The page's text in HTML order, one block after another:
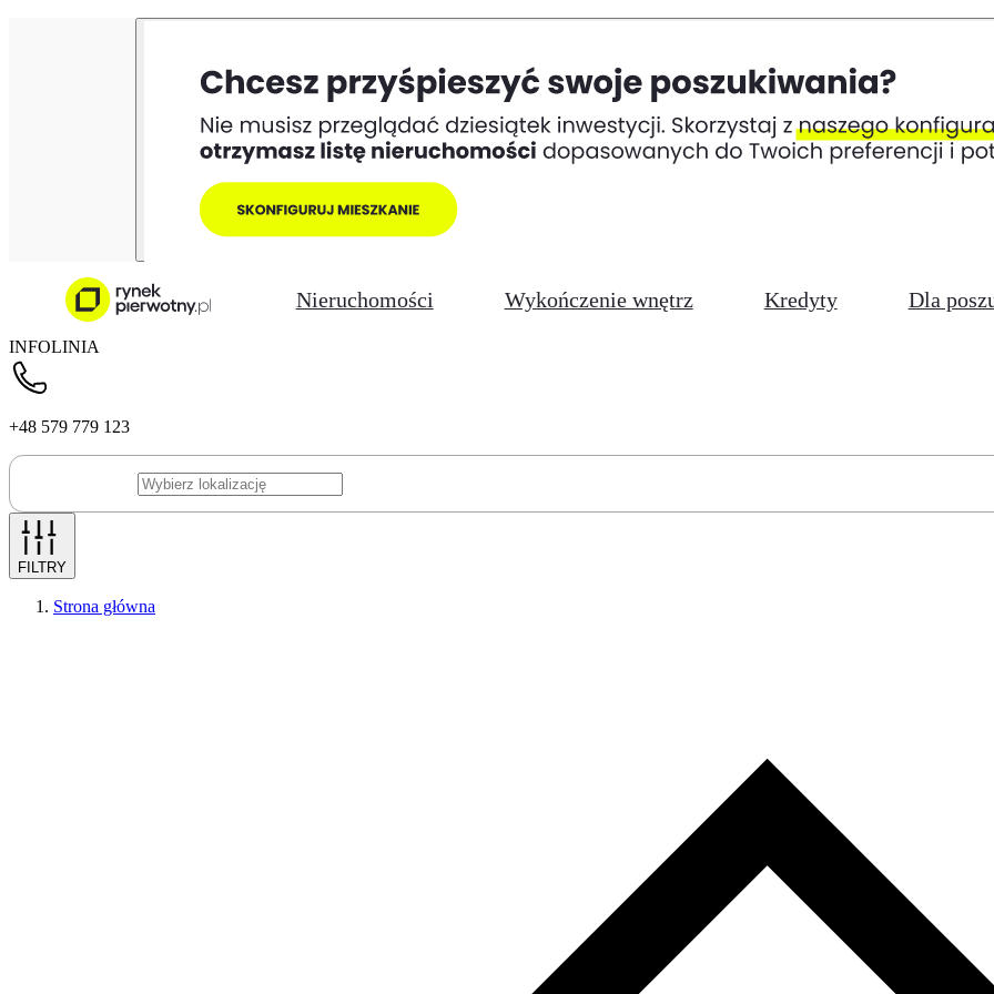
Nieruchomości Wykończenie wnętrz Kredyty Dla
INFOLINIA
+48 579 779 123
FILTRY
Strona główna